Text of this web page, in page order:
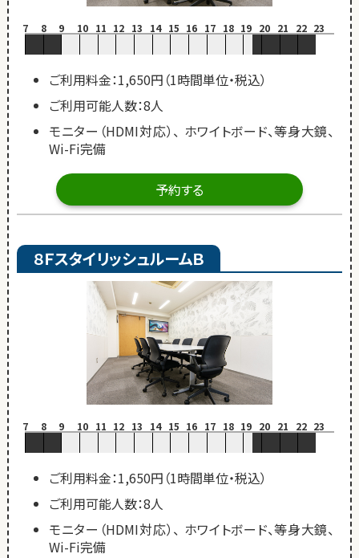
7 8 9 10 11 12 13 14 15 16 17 18 19 20 21 22 23
ご利用料金：1,650円（1時間単位・税込）
ご利用可能人数：8人
モニター（HDMI対応）、 ホワイトボード、等身大鏡、
Wi-Fi完備
予約する
８ＦスタイリッシュルームＢ
7 8 9 10 11 12 13 14 15 16 17 18 19 20 21 22 23
ご利用料金：1,650円（1時間単位・税込）
ご利用可能人数：8人
モニター（HDMI対応）、 ホワイトボード、等身大鏡、
Wi-Fi完備